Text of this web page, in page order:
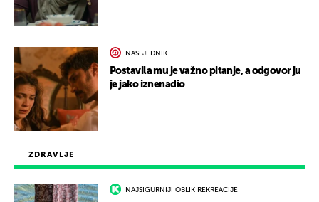
ZDRAVLJE
NAJSIGURNIJI OBLIK REKREACIJE
NASLJEDNIK
Postavila mu je važno pitanje, a odgovor ju
je jako iznenadio